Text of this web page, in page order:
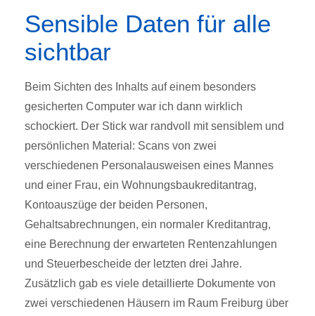
Sensible Daten für alle
sichtbar
Beim Sichten des Inhalts auf einem besonders
gesicherten Computer war ich dann wirklich
schockiert. Der Stick war randvoll mit sensiblem und
persönlichen Material: Scans von zwei
verschiedenen Personalausweisen eines Mannes
und einer Frau, ein Wohnungsbaukreditantrag,
Kontoauszüge der beiden Personen,
Gehaltsabrechnungen, ein normaler Kreditantrag,
eine Berechnung der erwarteten Rentenzahlungen
und Steuerbescheide der letzten drei Jahre.
Zusätzlich gab es viele detaillierte Dokumente von
zwei verschiedenen Häusern im Raum Freiburg über